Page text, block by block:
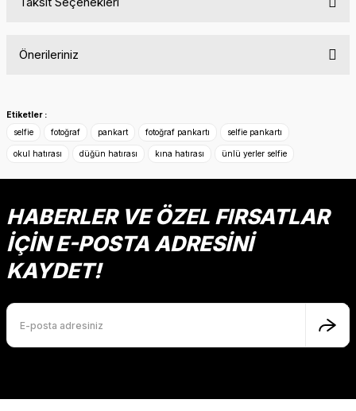
Önerileriniz
konularda yetersiz gördüğünüz noktaları öneri formunu
Görüş ve önerileriniz için teşekkür ederiz.
Ürün resmi kalitesiz, bozuk veya görüntülenemiyor.
Ürün açıklamasında eksik bilgiler bulunuyor.
Ürün bilgilerinde hatalar bulunuyor.
Ürün fiyatı diğer sitelerden daha pahalı.
Bu ürüne benzer farklı alternatifler olmalı.
Etiketler :
selfie
fotoğraf pankart fotoğraf pankartı selfie pankartı
okul hatırası düğün hatırası kına hatırası ünlü yerler selfie
HABERLER VE ÖZEL FIRSATLAR
İÇİN E-POSTA ADRESİNİ
KAYDET!